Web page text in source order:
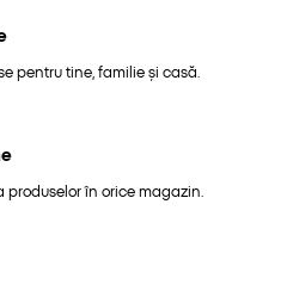
pentru tine, familie și casă.
în orice magazin.